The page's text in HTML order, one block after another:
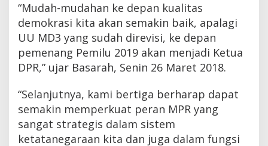
“Mudah-mudahan ke depan kualitas
demokrasi kita akan semakin baik, apalagi
UU MD3 yang sudah direvisi, ke depan
pemenang Pemilu 2019 akan menjadi Ketua
DPR,” ujar Basarah, Senin 26 Maret 2018.
“Selanjutnya, kami bertiga berharap dapat
semakin memperkuat peran MPR yang
sangat strategis dalam sistem
ketatanegaraan kita dan juga dalam fungsi